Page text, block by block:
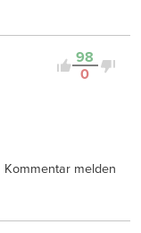
98
0
Kommentar melden